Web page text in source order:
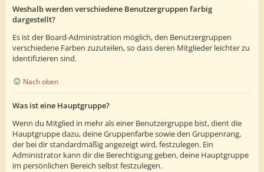
Weshalb werden verschiedene Benutzergruppen farbig
dargestellt?
Es ist der Board-Administration möglich, den Benutzergruppen
verschiedene Farben zuzuteilen, so dass deren Mitglieder leichter zu
identifizieren sind.
Nach oben
Was ist eine Hauptgruppe?
Wenn du Mitglied in mehr als einer Benutzergruppe bist, dient die
Hauptgruppe dazu, deine Gruppenfarbe sowie den Gruppenrang,
der bei dir standardmäßig angezeigt wird, festzulegen. Ein
Administrator kann dir die Berechtigung geben, deine Hauptgruppe
im persönlichen Bereich selbst festzulegen.